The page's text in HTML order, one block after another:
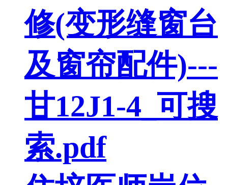
修(变形缝窗台
及窗帘配件)---
甘12J1-4_可搜
索.pdf